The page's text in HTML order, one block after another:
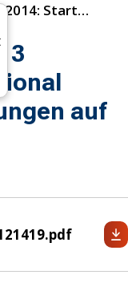
17/2013 DACH+HOLZ International 2014: Startvorbereitungen auf vollen Touren
auf